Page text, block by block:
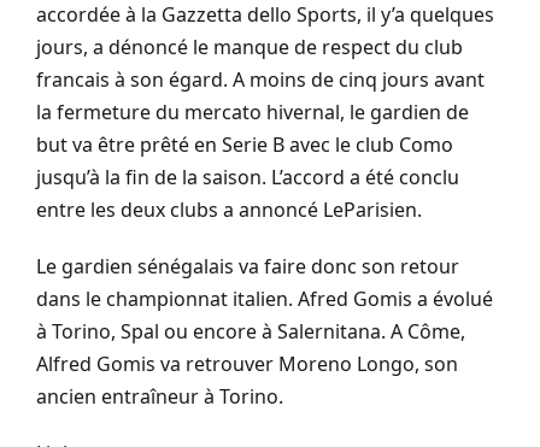
accordée à la Gazzetta dello Sports, il y’a quelques
jours, a dénoncé le manque de respect du club
francais à son égard. A moins de cinq jours avant
la fermeture du mercato hivernal, le gardien de
but va être prêté en Serie B avec le club Como
jusqu’à la fin de la saison. L’accord a été conclu
entre les deux clubs a annoncé LeParisien.
Le gardien sénégalais va faire donc son retour
dans le championnat italien. Afred Gomis a évolué
à Torino, Spal ou encore à Salernitana. A Côme,
Alfred Gomis va retrouver Moreno Longo, son
ancien entraîneur à Torino.